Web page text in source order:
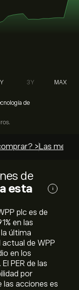
3Y MAX
de
> Las
de
esta
i
plc es de
en las
última
de WPP
en los
PER de las
por
las acciones es